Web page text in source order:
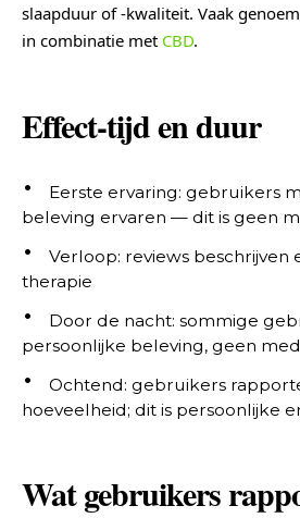
slaapduur of -kwaliteit. Vaak
in combinatie met CBD.
Effect-tijd en duur
Eerste ervaring: gebruikers
beleving ervaren — dit is geen
Verloop: reviews
therapie
Door de nacht: sommige
persoonlijke beleving, geen
Ochtend: gebruikers
hoeveelheid; dit is persoonlijke
Wat gebruikers